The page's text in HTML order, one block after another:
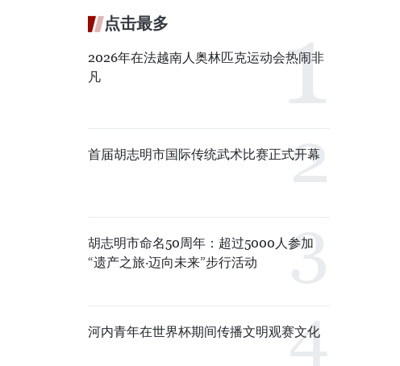
点击最多
2026年在法越南人奥林匹克运动会热闹非
凡
首届胡志明市国际传统武术比赛正式开幕
胡志明市命名50周年：超过5000人参加
“遗产之旅·迈向未来”步行活动
河内青年在世界杯期间传播文明观赛文化